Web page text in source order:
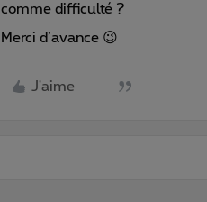
comme difficulté ?
Merci d’avance 😉
J'aime